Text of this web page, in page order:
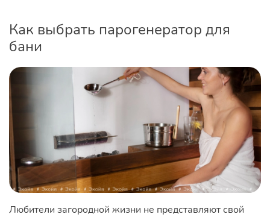
Как выбрать парогенератор для
бани
Любители загородной жизни не представляют свой